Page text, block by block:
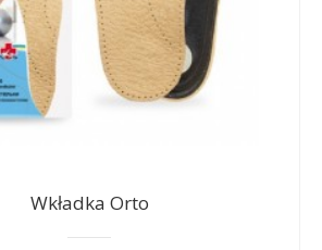
Wkładka Orto